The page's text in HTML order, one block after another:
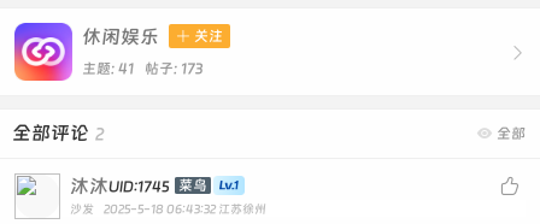

休闲娱乐  关注
主题: 41 帖子: 173
 全部
全部评论 2

沐沐UID:1745 菜鸟
沙发 2025-5-18 06:43:32 江苏徐州